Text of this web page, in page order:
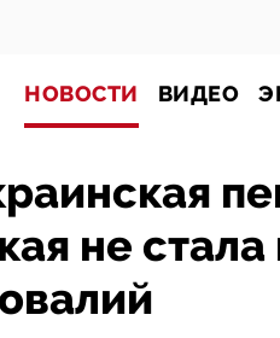
НОВОСТИ ВИДЕО
не стала